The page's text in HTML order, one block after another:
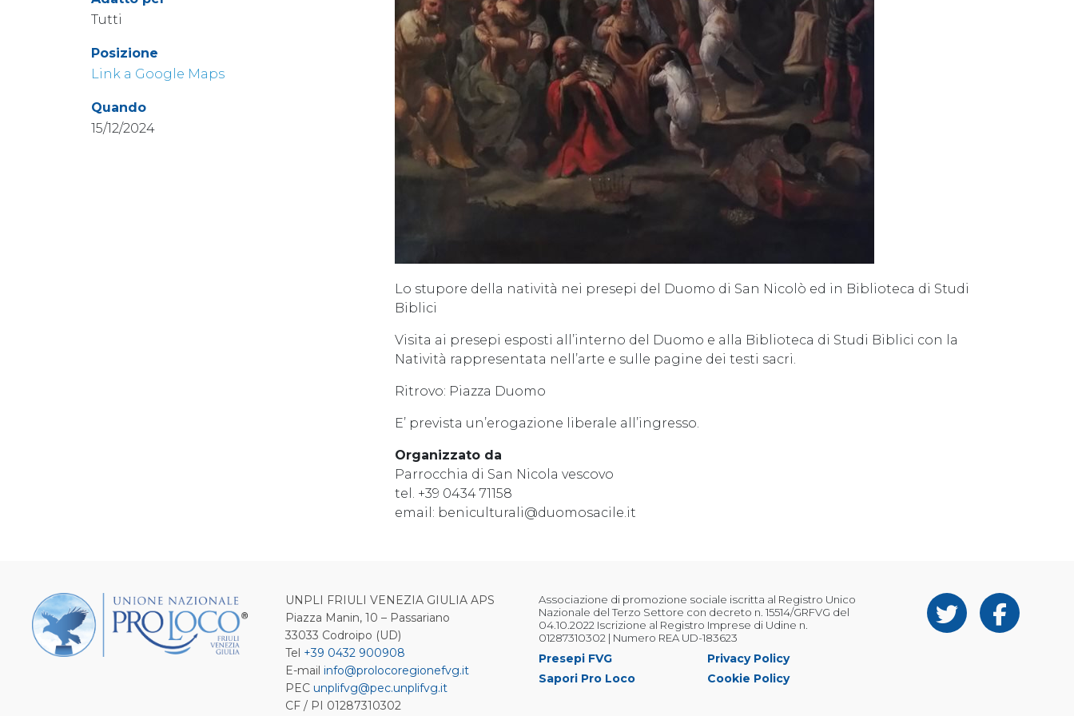
Tutti
Posizione
Link a Google Maps
Quando
15/12/2024
Lo stupore della natività nei presepi del Duomo di San Nicolò ed in Biblioteca di Studi
Biblici
Visita ai presepi esposti all’interno del Duomo e alla Biblioteca di Studi Biblici con la
Natività rappresentata nell’arte e sulle pagine dei testi sacri.
Ritrovo: Piazza Duomo
E’ prevista un’erogazione liberale all’ingresso.
Organizzato da
Parrocchia di San Nicola vescovo
tel. +39 0434 71158
email: beniculturali@duomosacile.it
UNPLI FRIULI VENEZIA GIULIA APS
Piazza Manin, 10 – Passariano
33033 Codroipo (UD)
Tel +39 0432 900908
E-mail info@prolocoregionefvg.it
PEC unplifvg@pec.unplifvg.it
CF / PI 01287310302
Associazione di promozione sociale iscritta al Registro Unico
Nazionale del Terzo Settore con decreto n. 15514/GRFVG del
04.10.2022 Iscrizione al Registro Imprese di Udine n.
01287310302 | Numero REA UD-183623
Presepi FVG
Sapori Pro Loco
Privacy Policy
Cookie Policy